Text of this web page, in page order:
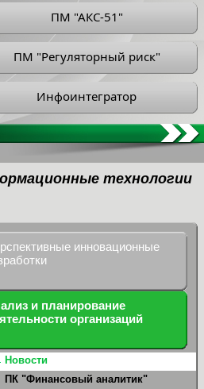
ПМ "АКС-51"
ПМ "Регуляторный риск"
Инфоинтегратор
технологии
инновационные
и планирование
организаций
Новости
ПК "Финансовый аналитик"